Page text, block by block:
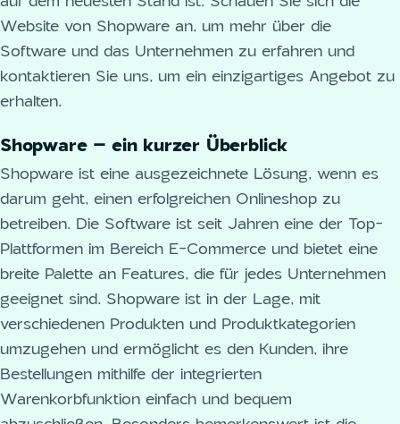
Website von Shopware an, um mehr über die
Software und das Unternehmen zu erfahren und
kontaktieren Sie uns, um ein einzigartiges Angebot zu
erhalten.
Shopware – ein kurzer Überblick
Shopware ist eine ausgezeichnete Lösung, wenn es
darum geht, einen erfolgreichen Onlineshop zu
betreiben. Die Software ist seit Jahren eine der Top-
Plattformen im Bereich E-Commerce und bietet eine
breite Palette an Features, die für jedes Unternehmen
geeignet sind. Shopware ist in der Lage, mit
verschiedenen Produkten und Produktkategorien
umzugehen und ermöglicht es den Kunden, ihre
Bestellungen mithilfe der integrierten
Warenkorbfunktion einfach und bequem